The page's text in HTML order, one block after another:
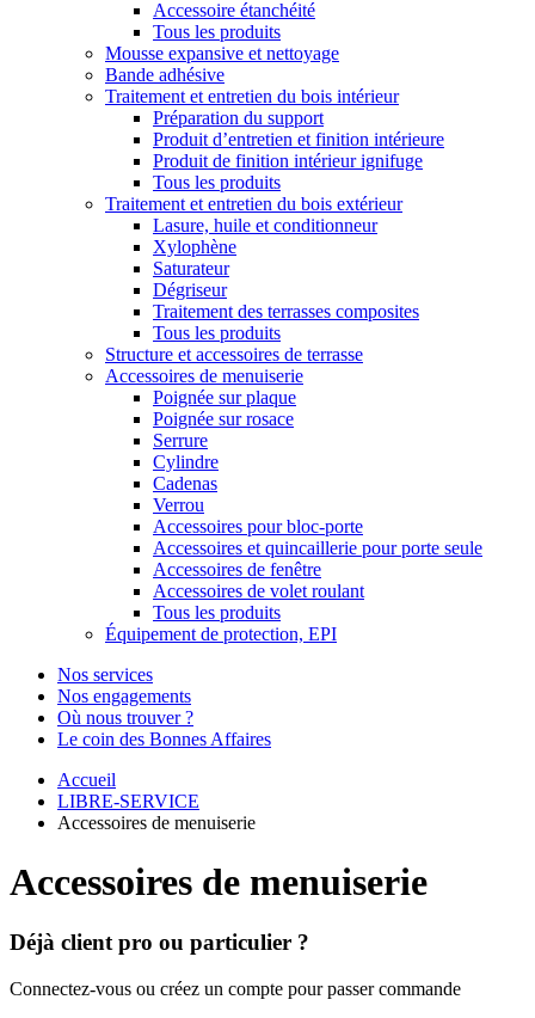
Accessoire étanchéité
Tous les produits
Mousse expansive et nettoyage
Bande adhésive
Traitement et entretien du bois intérieur
Préparation du support
Produit d’entretien et finition intérieure
Produit de finition intérieur ignifuge
Tous les produits
Traitement et entretien du bois extérieur
Lasure, huile et conditionneur
Xylophène
Saturateur
Dégriseur
Traitement des terrasses composites
Tous les produits
Structure et accessoires de terrasse
Accessoires de menuiserie
Poignée sur plaque
Poignée sur rosace
Serrure
Cylindre
Cadenas
Verrou
Accessoires pour bloc-porte
Accessoires et quincaillerie pour porte seule
Accessoires de fenêtre
Accessoires de volet roulant
Tous les produits
Équipement de protection, EPI
Nos services
Nos engagements
Où nous trouver ?
Le coin des Bonnes Affaires
Accueil
LIBRE-SERVICE
Accessoires de menuiserie
Accessoires de menuiserie
Déjà client pro ou particulier ?
Connectez-vous ou créez un compte pour passer commande